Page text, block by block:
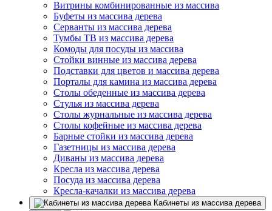
Витрины комбинированные из массива
Буфеты из массива дерева
Серванты из массива дерева
Тумбы ТВ из массива дерева
Комоды для посуды из массива
Стойки винные из массива дерева
Подставки для цветов и массива дерева
Порталы для камина из массива дерева
Столы обеденные из массива дерева
Стулья из массива дерева
Столы журнальные из массива дерева
Столы кофейные из массива дерева
Барные стойки из массива дерева
Газетницы из массива дерева
Диваны из массива дерева
Кресла из массива дерева
Посуда из массива дерева
Кресла-качалки из массива дерева
Кабинеты из массива дерева